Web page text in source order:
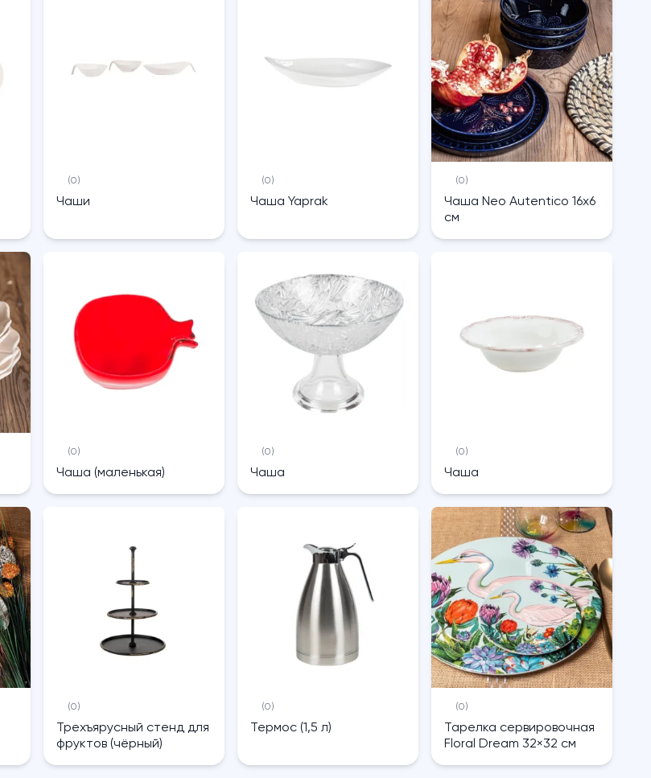
(0)
Чаши
(0)
Чаша Yaprak
(0)
Чаша Neo Autentico 16х6
см
(0)
Чаша (маленькая)
(0)
Чаша
(0)
Чаша
(0)
Трехъярусный стенд для
фруктов (чёрный)
(0)
Термос (1,5 л)
(0)
Тарелка сервировочная
Floral Dream 32×32 см